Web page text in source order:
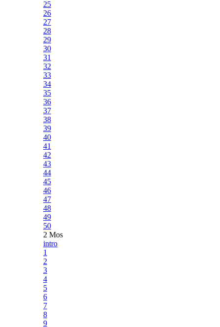
25
26
27
28
29
30
31
32
33
34
35
36
37
38
39
40
41
42
43
44
45
46
47
48
49
50
2 Mos
intro
1
2
3
4
5
6
7
8
9